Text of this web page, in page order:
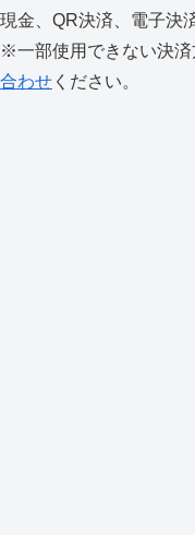
現金、QR決済、電子決
※一部使用できない決
合わせ ください。